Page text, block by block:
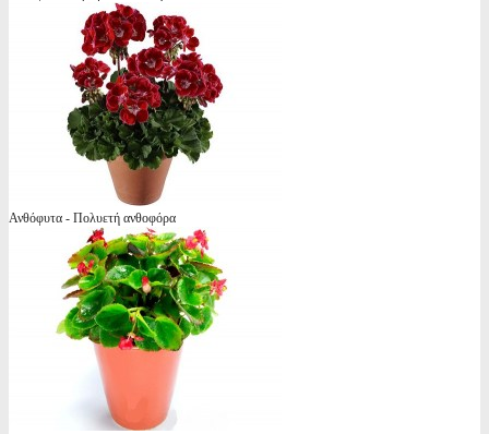
Ανθόφυτα - Πολυετή ανθοφόρα